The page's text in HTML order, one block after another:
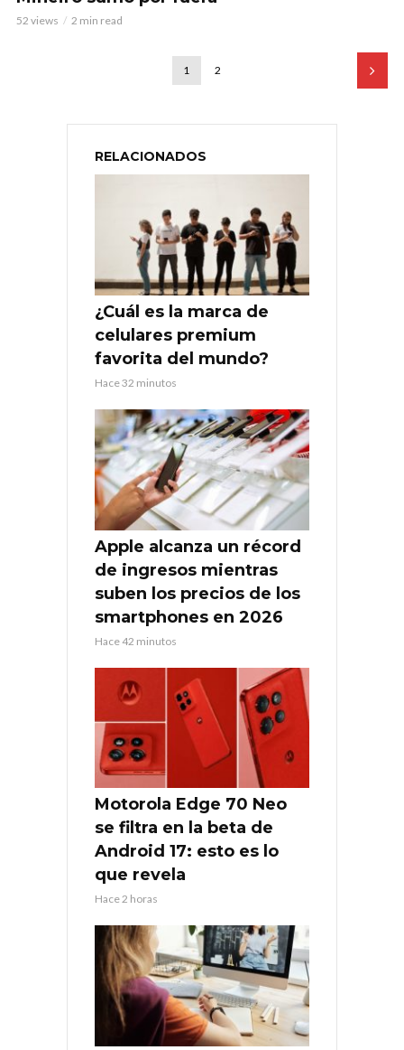
52 views 2 min read
1 2
RELACIONADOS
¿Cuál es la marca de
celulares premium
favorita del mundo?
Hace 32 minutos
Apple alcanza un récord
de ingresos mientras
suben los precios de los
smartphones en 2026
Hace 42 minutos
Motorola Edge 70 Neo
se filtra en la beta de
Android 17: esto es lo
que revela
Hace 2 horas